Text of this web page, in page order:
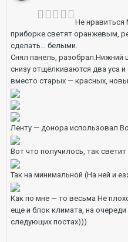
Не нравиться
приборке светят оранжевым,
сделать… белыми.
Снял панель, разобрал.Нижний
снизу отщелкиваются два уса
вместо старых — красных,
Ленту — донора использовал
Вот что получилось, так
Так на минимальной (На ней и
Как по мне — то весьма Не
еще и блок климата, на
следующих постах)))